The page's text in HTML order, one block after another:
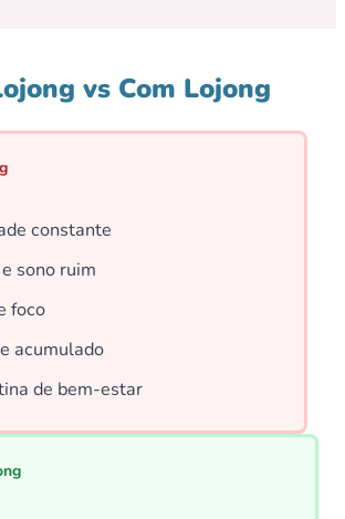
vs Com Lojong
constante
sono ruim
foco
acumulado
de bem-estar